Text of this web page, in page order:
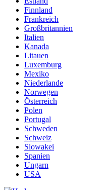
Finnland
Frankreich
Großbritannien
Italien
Kanada
Litauen
Luxemburg
Mexiko
Niederlande
Norwegen
Österreich
Polen
Portugal
Schweden
Schweiz
Slowakei
Spanien
Ungarn
USA